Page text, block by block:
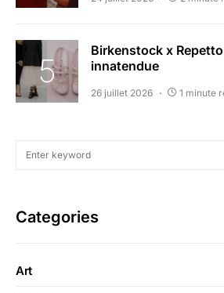
Birkenstock x
innatendue
26 juillet 2026 1 minute
Categories
Art